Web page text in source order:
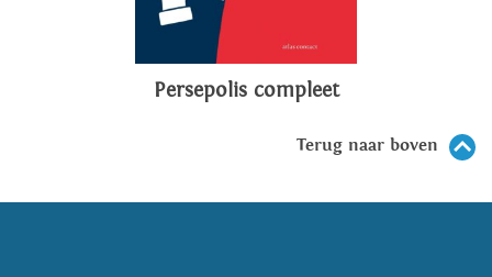
Persepolis compleet
Terug naar boven